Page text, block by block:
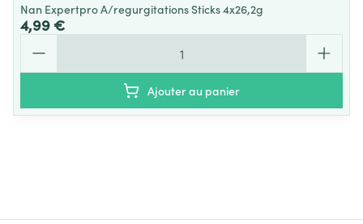
Nan Expertpro A/regurgitations Sticks 4x26,2g
4,99 €
Ajouter au panier